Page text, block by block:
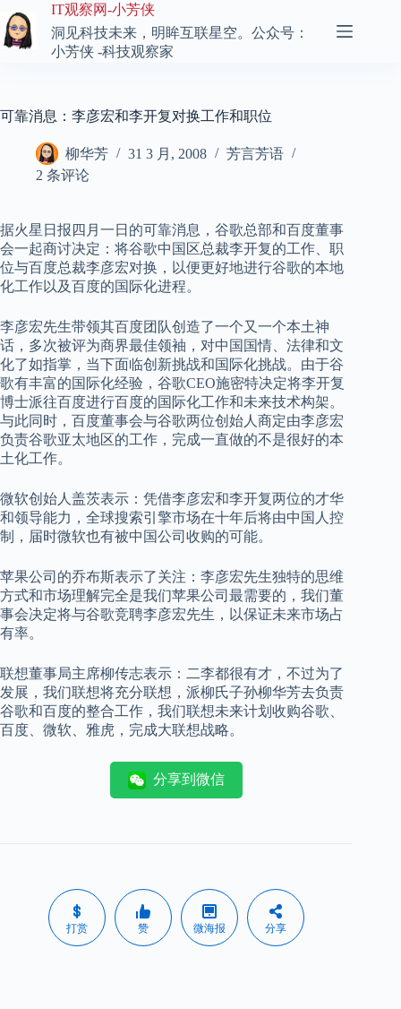
至
内
IT观察网-小芳侠
洞见科技未来，明眸互联星空。公众号：
小芳侠 -科技观察家
可靠消息：李彦宏和李开复对换工作和职位
柳华芳 31 3 月, 2008
芳言芳语
2 条评论
据火星日报四月一日的可靠消息，谷歌总部和百度董事
会一起商讨决定：将谷歌中国区总裁李开复的工作、职
位与百度总裁李彦宏对换，以便更好地进行谷歌的本地
化工作以及百度的国际化进程。
李彦宏先生带领其百度团队创造了一个又一个本土神
话，多次被评为商界最佳领袖，对中国国情、法律和文
化了如指掌，当下面临创新挑战和国际化挑战。由于谷
歌有丰富的国际化经验，谷歌CEO施密特决定将李开复
博士派往百度进行百度的国际化工作和未来技术构架。
与此同时，百度董事会与谷歌两位创始人商定由李彦宏
负责谷歌亚太地区的工作，完成一直做的不是很好的本
土化工作。
微软创始人盖茨表示：凭借李彦宏和李开复两位的才华
和领导能力，全球搜索引擎市场在十年后将由中国人控
制，届时微软也有被中国公司收购的可能。
苹果公司的乔布斯表示了关注：李彦宏先生独特的思维
方式和市场理解完全是我们苹果公司最需要的，我们董
事会决定将与谷歌竞聘李彦宏先生，以保证未来市场占
有率。
联想董事局主席柳传志表示：二李都很有才，不过为了
发展，我们联想将充分联想，派柳氏子孙柳华芳去负责
谷歌和百度的整合工作，我们联想未来计划收购谷歌、
百度、微软、雅虎，完成大联想战略。
分享到微信
打赏 赞 微海报 分享